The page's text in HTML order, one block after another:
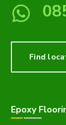
Find
Epoxy